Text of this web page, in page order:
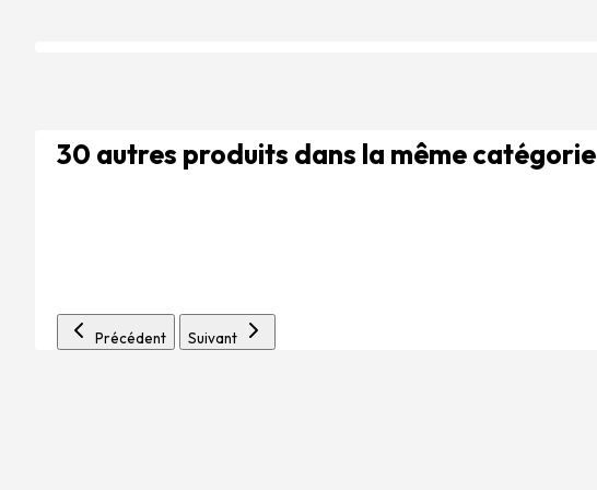
30 autres produits dans la même catégorie
Précédent Suivant